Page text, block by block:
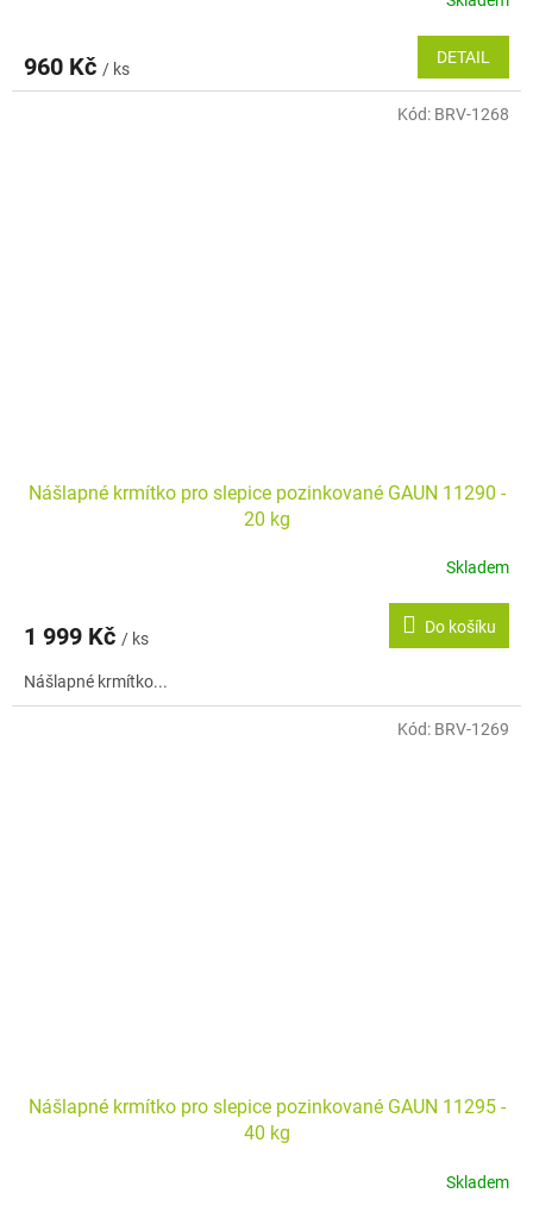
960 Kč / ks
DETAIL
Nášlapné krmítko pro slepice pozinkované GAUN 11290 -
20 kg
Skladem
1 999 Kč / ks
Do košíku
Nášlapné krmítko...
Kód: BRV-1268
Nášlapné krmítko pro slepice pozinkované GAUN 11295 -
40 kg
Skladem
Kód: BRV-1269